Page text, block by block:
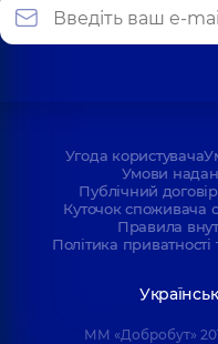
Угода користувача
Умови
Публічний
Куточок споживача
Правила
Політика
ММ «Добробут»